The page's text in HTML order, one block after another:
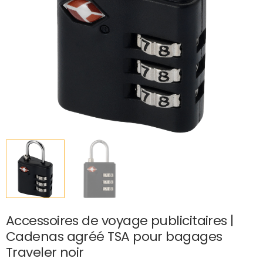
Accessoires de voyage publicitaires |
Cadenas agréé TSA pour bagages
Traveler noir